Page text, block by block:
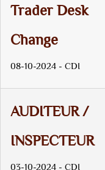
Trader Desk
Change
08-10-2024 - CDI
AUDITEUR /
INSPECTEUR